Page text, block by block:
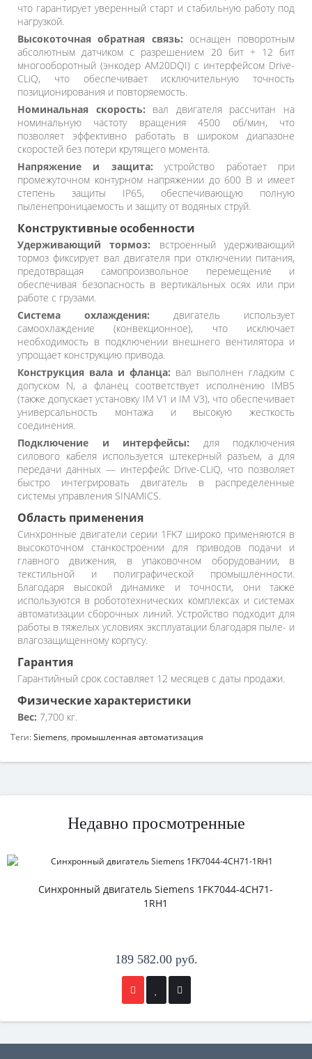
что гарантирует уверенный старт и стабильную работу под
нагрузкой.
Высокоточная обратная связь: оснащен поворотным
абсолютным датчиком с разрешением 20 бит + 12 бит
многооборотный (энкодер AM20DQI) с интерфейсом Drive-
CLiQ, что обеспечивает исключительную точность
позиционирования и повторяемость.
Номинальная скорость: вал двигателя рассчитан на
номинальную частоту вращения 4500 об/мин, что
позволяет эффективно работать в широком диапазоне
скоростей без потери крутящего момента.
Напряжение и защита: устройство работает при
промежуточном контурном напряжении до 600 В и имеет
степень защиты IP65, обеспечивающую полную
пыленепроницаемость и защиту от водяных струй.
Конструктивные особенности
Удерживающий тормоз: встроенный удерживающий
тормоз фиксирует вал двигателя при отключении питания,
предотвращая самопроизвольное перемещение и
обеспечивая безопасность в вертикальных осях или при
работе с грузами.
Система охлаждения: двигатель использует
самоохлаждение (конвекционное), что исключает
необходимость в подключении внешнего вентилятора и
упрощает конструкцию привода.
Конструкция вала и фланца: вал выполнен гладким с
допуском N, а фланец соответствует исполнению IMB5
(также допускает установку IM V1 и IM V3), что обеспечивает
универсальность монтажа и высокую жесткость
соединения.
Подключение и интерфейсы: для подключения
силового кабеля используется штекерный разъем, а для
передачи данных — интерфейс Drive-CLiQ, что позволяет
быстро интегрировать двигатель в распределенные
системы управления SINAMICS.
Область применения
Синхронные двигатели серии 1FK7 широко применяются в
высокоточном станкостроении для приводов подачи и
главного движения, в упаковочном оборудовании, в
текстильной и полиграфической промышленности.
Благодаря высокой динамике и точности, они также
используются в робототехнических комплексах и системах
автоматизации сборочных линий. Устройство подходит для
работы в тяжелых условиях эксплуатации благодаря пыле- и
влагозащищенному корпусу.
Гарантия
Гарантийный срок составляет 12 месяцев с даты продажи.
Физические характеристики
Вес: 7,700 кг.
Теги:Siemens, промышленная автоматизация
Недавно просмотренные
Синхронный двигатель Siemens 1FK7044-4CH71-
1RH1
189 582.00 руб.